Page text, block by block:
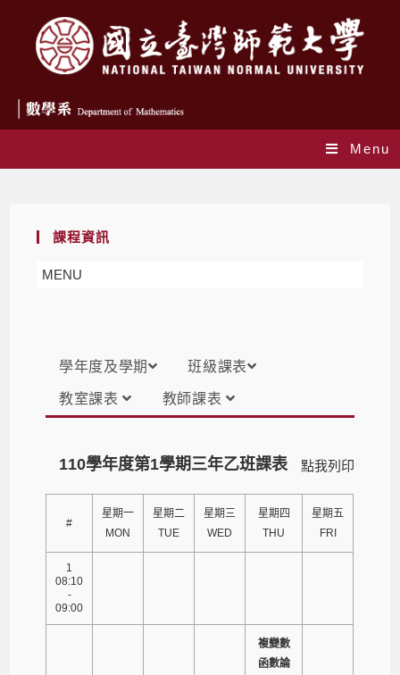
Menu
課程資訊
MENU
學年度及學期 班級課表
教室課表 教師課表
點我列印
110學年度第1學期三年乙班課表
#
星期一
MON
星期二
TUE
星期三
WED
星期四
THU
星期五
FRI
1
08:10
-
09:00
複變數
函數論